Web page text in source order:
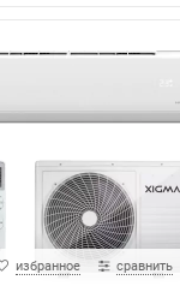
избранное сравнить